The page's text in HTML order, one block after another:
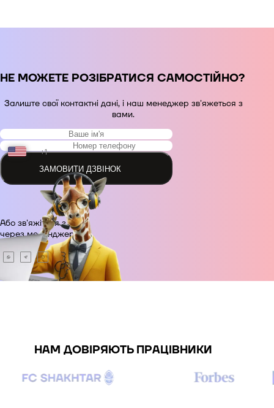
НЕ МОЖЕТЕ РОЗІБРАТИСЯ САМОСТІЙНО?
Залиште свої контактні дані, і наш менеджер зв'яжеться з
вами.
+1
+48
+380
+420
ЗАМОВИТИ ДЗВІНОК
Або зв'яжіться з нами
через месенджер.
НАМ ДОВІРЯЮТЬ ПРАЦІВНИКИ